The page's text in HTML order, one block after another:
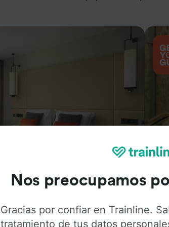
Nos preocupamos
Gracias por confiar en Trainline.
tratamiento de tus datos